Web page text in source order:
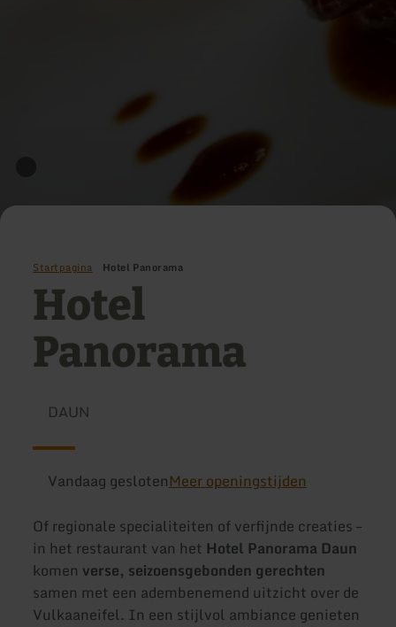
Startpagina Hotel Panorama
Hotel
Panorama
DAUN
Vandaag geslotenMeer openingstijden
Of regionale specialiteiten of verfijnde creaties –
in het restaurant van het Hotel Panorama Daun
komen verse, seizoensgebonden gerechten
samen met een adembenemend uitzicht over de
Vulkaaneifel. In een stijlvol ambiance genieten